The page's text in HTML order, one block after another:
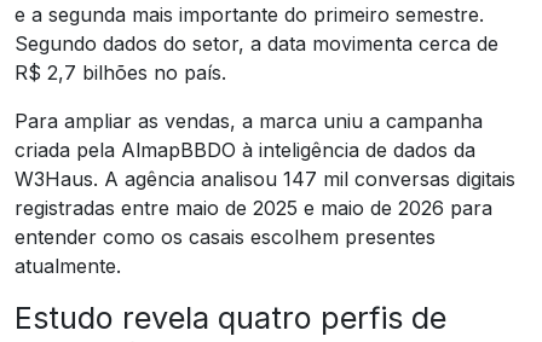
e a segunda mais importante do primeiro semestre.
Segundo dados do setor, a data movimenta cerca de
R$ 2,7 bilhões no país.
Para ampliar as vendas, a marca uniu a campanha
criada pela AlmapBBDO à inteligência de dados da
W3Haus. A agência analisou 147 mil conversas digitais
registradas entre maio de 2025 e maio de 2026 para
entender como os casais escolhem presentes
atualmente.
Estudo revela quatro perfis de